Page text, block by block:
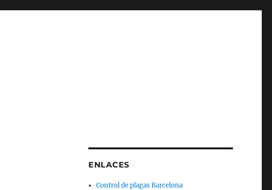
ENLACES
Control de plagas Barcelona